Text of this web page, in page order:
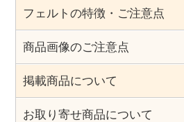
フェルトの特徴・ご注意点
商品画像のご注意点
掲載商品について
お取り寄せ商品について